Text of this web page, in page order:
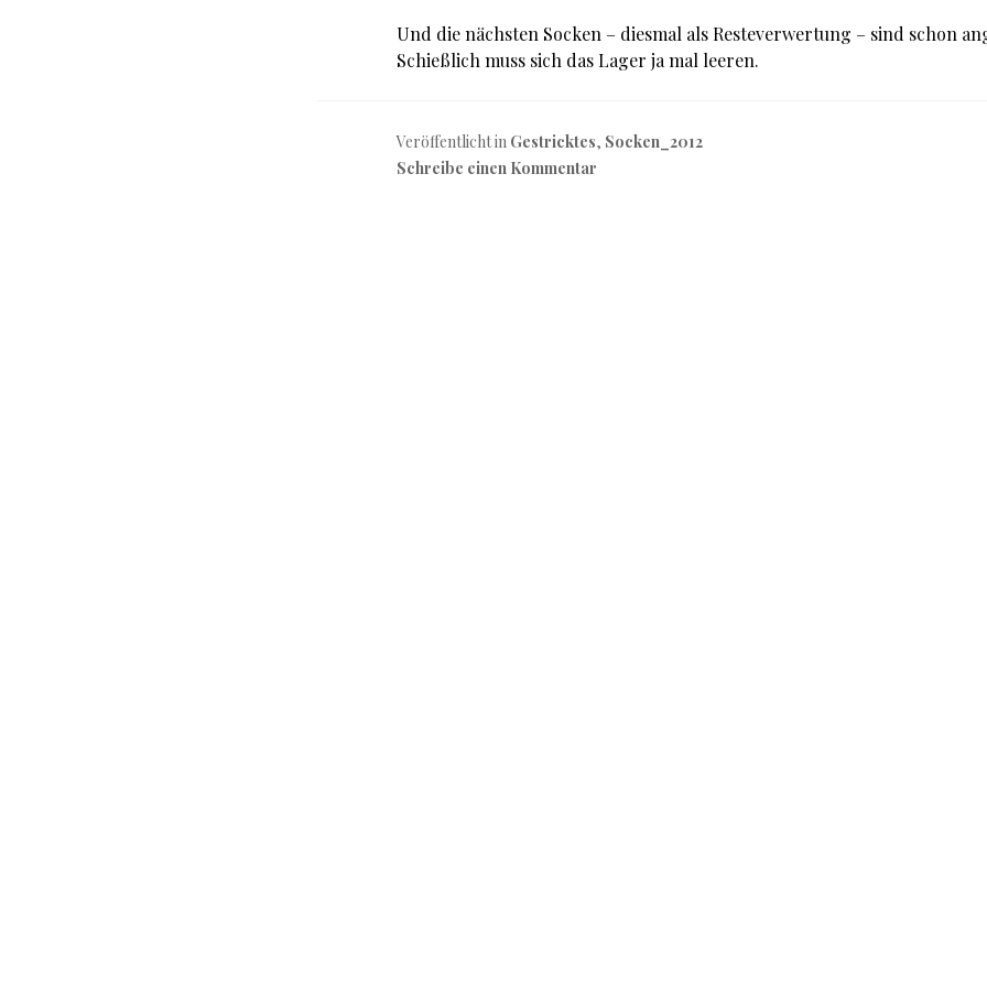
Und die nächsten Socken – diesmal als Resteverwertung – sind schon
Schießlich muss sich das Lager ja mal leeren.
Veröffentlicht in Gestricktes, Socken_2012
Schreibe einen Kommentar